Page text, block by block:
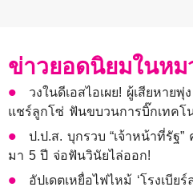
ข่าวยอดนิยมในห
วงในดีเอสไอเผย! ผู้เสียหาย
แชร์ลูกโซ่ ฟันขบวนการบิ๊กเทคโ
ป.ป.ส. บุกรวบ “เจ้าหน้าที่รัฐ
มา 5 ปี จ่อฟันวินัยไล่ออก!
อัปเดตเหยื่อไฟไหม้ ‘โรงเบีย